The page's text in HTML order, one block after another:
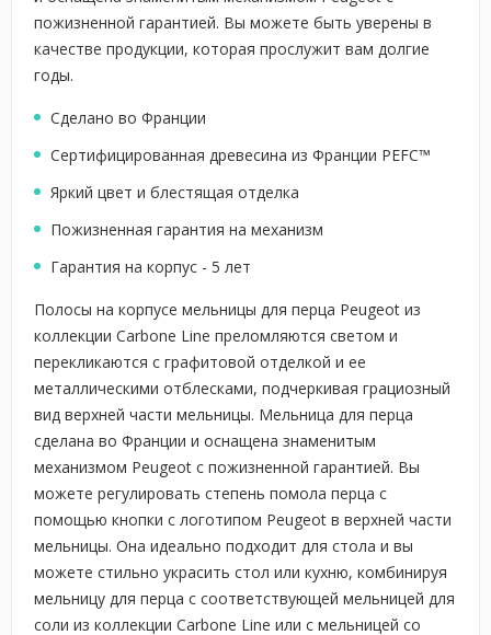
пожизненной гарантией. Вы можете быть уверены в
качестве продукции, которая прослужит вам долгие
годы.
Сделано во Франции
Сертифицированная древесина из Франции PEFC™
Яркий цвет и блестящая отделка
Пожизненная гарантия на механизм
Гарантия на корпус - 5 лет
Полосы на корпусе мельницы для перца Peugeot из
коллекции Carbone Line преломляются светом и
перекликаются с графитовой отделкой и ее
металлическими отблесками, подчеркивая грациозный
вид верхней части мельницы. Мельница для перца
сделана во Франции и оснащена знаменитым
механизмом Peugeot с пожизненной гарантией. Вы
можете регулировать степень помола перца с
помощью кнопки с логотипом Peugeot в верхней части
мельницы. Она идеально подходит для стола и вы
можете стильно украсить стол или кухню, комбинируя
мельницу для перца с соответствующей мельницей для
соли из коллекции Carbone Line или с мельницей со